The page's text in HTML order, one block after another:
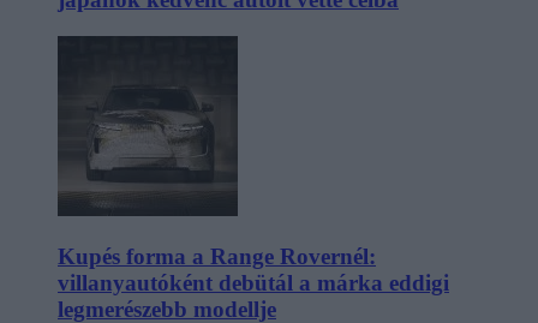
Kupés forma a Range Rovernél:
villanyautóként debütál a márka eddigi
legmerészebb modellje